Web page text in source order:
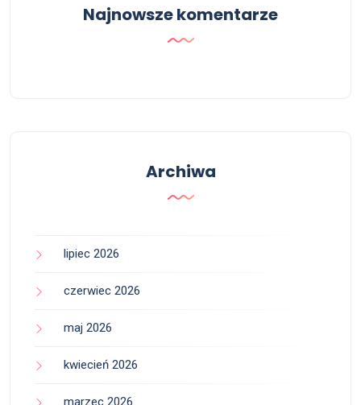
Najnowsze komentarze
Archiwa
lipiec 2026
czerwiec 2026
maj 2026
kwiecień 2026
marzec 2026